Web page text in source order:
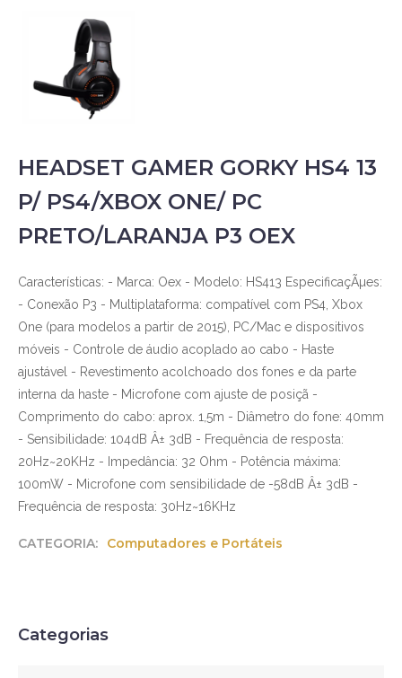
HEADSET GAMER GORKY HS4 13
P/ PS4/XBOX ONE/ PC
PRETO/LARANJA P3 OEX
Características: - Marca: Oex - Modelo: HS413 EspecificaçÃµes:
- Conexão P3 - Multiplataforma: compatível com PS4, Xbox
One (para modelos a partir de 2015), PC/Mac e dispositivos
móveis - Controle de áudio acoplado ao cabo - Haste
ajustável - Revestimento acolchoado dos fones e da parte
interna da haste - Microfone com ajuste de posiçã -
Comprimento do cabo: aprox. 1,5m - Diâmetro do fone: 40mm
- Sensibilidade: 104dB Â± 3dB - Frequência de resposta:
20Hz~20KHz - Impedância: 32 Ohm - Potência máxima:
100mW - Microfone com sensibilidade de -58dB Â± 3dB -
Frequência de resposta: 30Hz~16KHz
CATEGORIA: Computadores e Portáteis
Categorias